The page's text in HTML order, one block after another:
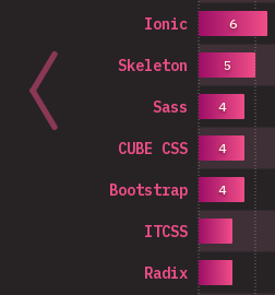
Radix
ITCSS
Bootstrap
CUBE CSS
Sass
Skeleton
Ionic
4
4
4
5
6